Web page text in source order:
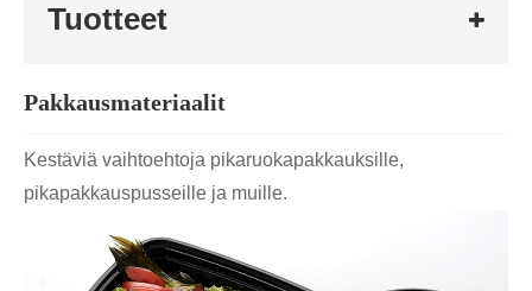
Tuotteet
Pakkausmateriaalit
Kestäviä vaihtoehtoja pikaruokapakkauksille,
pikapakkauspusseille ja muille.